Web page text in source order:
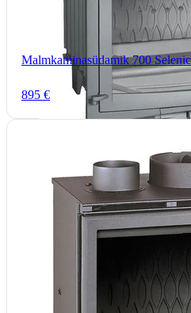
Malmkaminasüdamik 700
895 €